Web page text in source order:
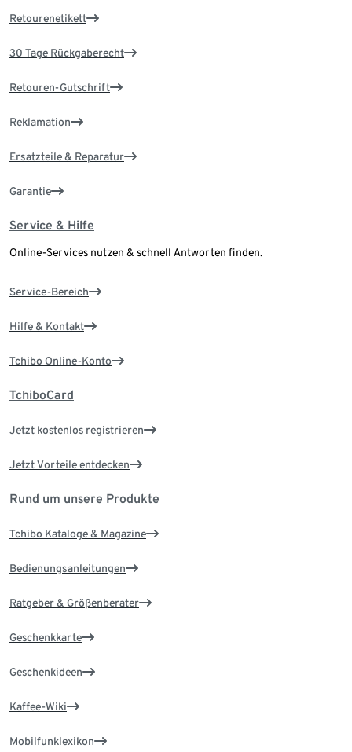
Retourenetikett
30 Tage Rückgaberecht
Retouren-Gutschrift
Reklamation
Ersatzteile & Reparatur
Garantie
Service & Hilfe
Online-Services nutzen & schnell Antworten finden.
Service-Bereich
Hilfe & Kontakt
Tchibo Online-Konto
TchiboCard
Jetzt kostenlos registrieren
Jetzt Vorteile entdecken
Rund um unsere Produkte
Tchibo Kataloge & Magazine
Bedienungsanleitungen
Ratgeber & Größenberater
Geschenkkarte
Geschenkideen
Kaffee-Wiki
Mobilfunklexikon